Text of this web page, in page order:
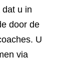
u in
door de
U
via